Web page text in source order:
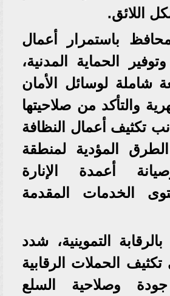
اللائق.
باستمرار أعمال
الحماية المدنية،
شاملة لوسائل الأمان
والتأكد من صلاحيتها
تكثيف أعمال النظافة
المؤدية لمنطقة
أعمدة الإنارة
الخدمات المقدمة
التموينية، شدد
الحملات الرقابية
وصلاحية السلع